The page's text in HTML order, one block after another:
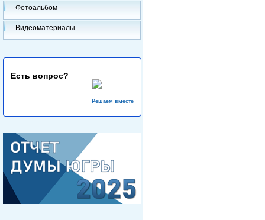
Фотоальбом
Видеоматериалы
Есть вопрос?
Решаем вместе